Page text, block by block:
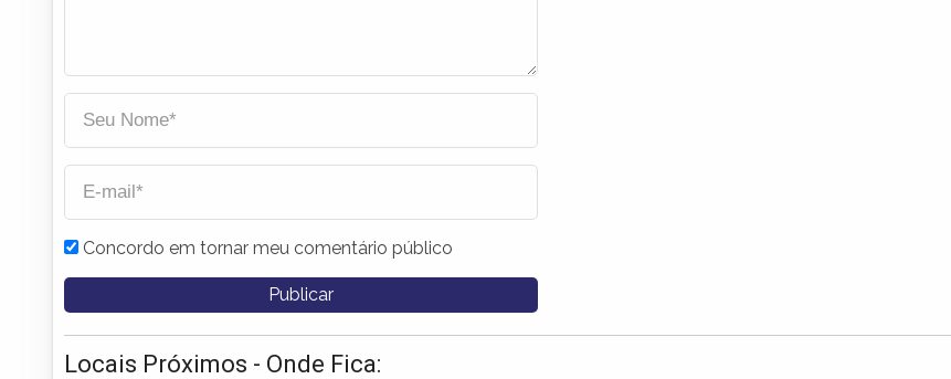
Concordo em tornar meu comentário público
Locais Próximos - Onde Fica: